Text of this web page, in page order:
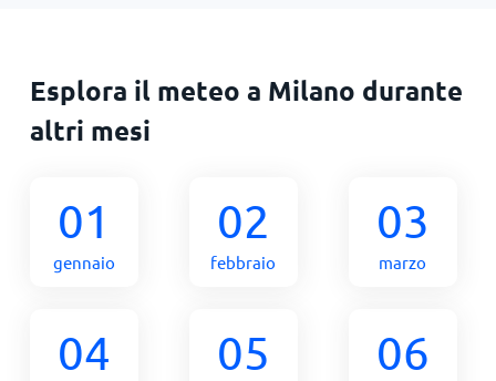
Esplora il meteo a Milano durante
altri mesi
01
gennaio
02
febbraio
03
marzo
04 05 06